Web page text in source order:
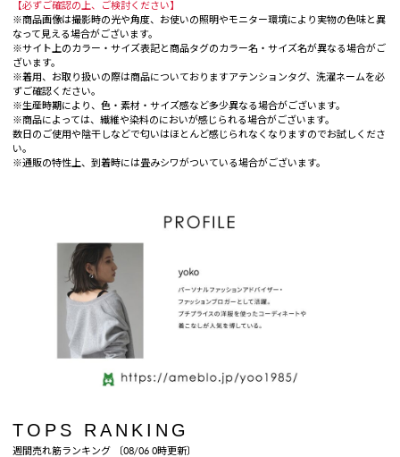
【必ずご確認の上、ご検討ください】
※商品画像は撮影時の光や角度、お使いの照明やモニター環境により実物の色味と異
なって見える場合がございます。
※サイト上のカラー・サイズ表記と商品タグのカラー名・サイズ名が異なる場合がご
ざいます。
※着用、お取り扱いの際は商品についておりますアテンションタグ、洗濯ネームを必
ずご確認ください。
※生産時期により、色・素材・サイズ感など多少異なる場合がございます。
※商品によっては、繊維や染料のにおいが感じられる場合がございます。
数日のご使用や陰干しなどで匂いはほとんど感じられなくなりますのでお試しくださ
い。
※通販の特性上、到着時には畳みシワがついている場合がございます。
TOPS RANKING
週間売れ筋ランキング 〔08/06 0時更新〕